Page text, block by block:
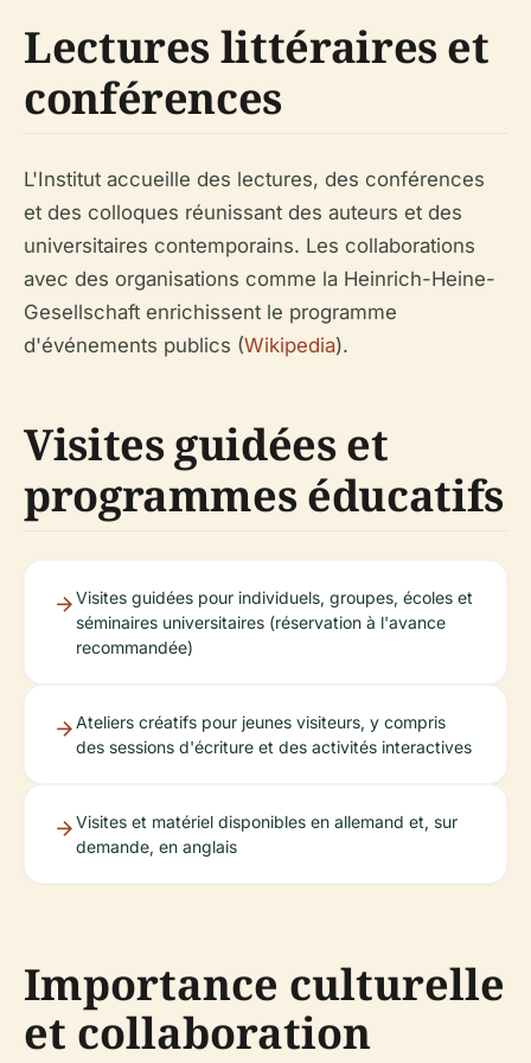
Lectures littéraires et
conférences
L'Institut accueille des lectures, des conférences
et des colloques réunissant des auteurs et des
universitaires contemporains. Les collaborations
avec des organisations comme la Heinrich-Heine-
Gesellschaft enrichissent le programme
d'événements publics (Wikipedia).
Visites guidées et
programmes éducatifs
Visites guidées pour individuels, groupes, écoles et
séminaires universitaires (réservation à l'avance
recommandée)
Ateliers créatifs pour jeunes visiteurs, y compris
des sessions d'écriture et des activités interactives
Visites et matériel disponibles en allemand et, sur
demande, en anglais
Importance culturelle
et collaboration